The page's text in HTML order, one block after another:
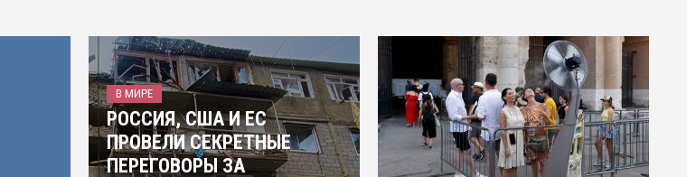
В МИРЕ
РОССИЯ, США И ЕС
ПРОВЕЛИ СЕКРЕТНЫЕ
ПЕРЕГОВОРЫ ЗА